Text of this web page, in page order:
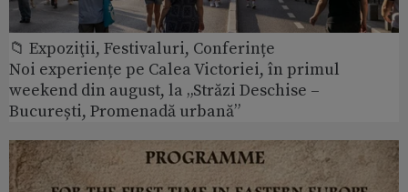
📁 Expoziţii, Festivaluri, Conferințe
Noi experiențe pe Calea Victoriei, în primul
weekend din august, la „Străzi Deschise –
București, Promenadă urbană”